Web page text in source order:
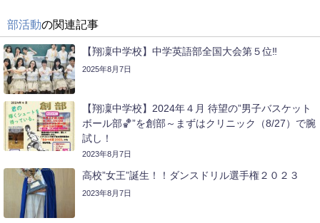
部活動の関連記事
【翔凜中学校】中学英語部全国大会第５位‼
2025年8月7日
【翔凜中学校】2024年４月 待望の”男子バスケット
ボール部🏀”を創部～まずはクリニック（8/27）で腕
試し！
2023年8月7日
高校”女王”誕生！！ダンスドリル選手権２０２３
2023年8月7日